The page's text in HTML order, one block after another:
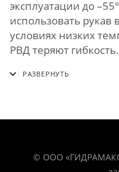
эксплуатации до
использовать рукав
условиях низких
РВД теряют гибкость.
© ООО